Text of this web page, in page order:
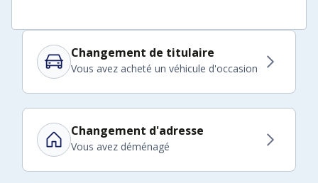
Changement de titulaire
Vous avez acheté un véhicule d'occasion
Changement d'adresse
Vous avez déménagé